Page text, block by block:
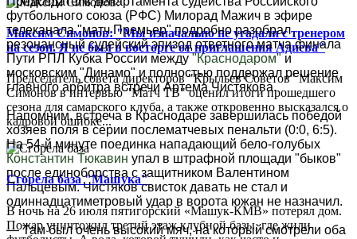
Максим Симонов: "Мы изначально не угадали с тренером
на сезон. Я не был в восторге от приглашения Адиева"
Председатель совета директоров "Крыльев Советов" Максим
Симонов в интервью "Матч ТВ" оценил итоги прошедшего
сезона для самарского клуба, а также откровенно высказался о
кадровой ошибке...
Сгорела база "Машука"
В ночь на 26 июля пятигорский «Машук-КМВ» потерял дом.
Пожар уничтожил третий этаж клубной базы, где жили
футбольного союза (РФС) Милорад Мажич в эфире
телеканала "матч Премьер" подробно разобрал
резонансный судейский эпизод ответного матча финала
Пути РПЛ Кубка России между "Краснодаром" и
московским "Динамо" и полностью поддержал решение
главного арбитра встречи Артема Чистякова.
Напомним, встреча в Краснодаре завершилась победой
хозяев поля в серии послематчевых пенальти (0:0, 6:5).
На 54-й минуте поединка нападающий бело-голубых
Константин Тюкавин упал в штрафной площади "быков"
после единоборства с защитником Валентином
Пальцевым. Чистяков свисток давать не стал и
одиннадцатиметровый удар в ворота южан не назначил.
— Там был очень высокий мяч, на который смотрели оба